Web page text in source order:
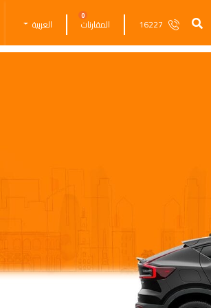
16227 المقارنات
0
العربية